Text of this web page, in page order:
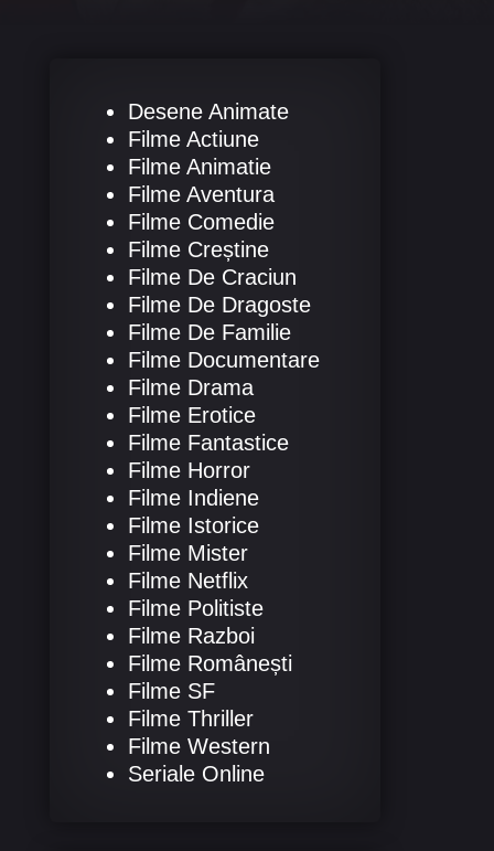
Desene Animate
Filme Actiune
Filme Animatie
Filme Aventura
Filme Comedie
Filme Creștine
Filme De Craciun
Filme De Dragoste
Filme De Familie
Filme Documentare
Filme Drama
Filme Erotice
Filme Fantastice
Filme Horror
Filme Indiene
Filme Istorice
Filme Mister
Filme Netflix
Filme Politiste
Filme Razboi
Filme Românești
Filme SF
Filme Thriller
Filme Western
Seriale Online